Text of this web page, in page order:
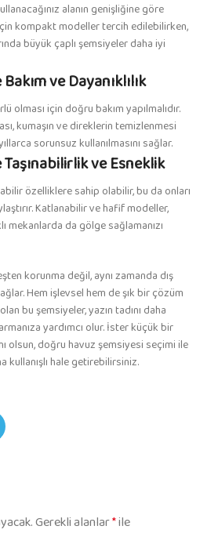
alanın genişliğine göre
kompakt modeller tercih edilebilirken,
büyük çaplı şemsiyeler daha iyi
ve Dayanıklılık
olması için doğru bakım yapılmalıdır.
kumaşın ve direklerin temizlenmesi
sorunsuz kullanılmasını sağlar.
ve Esneklik
özelliklere sahip olabilir, bu da onları
Katlanabilir ve hafif modeller,
mekanlarda da gölge sağlamanızı
korunma değil, aynı zamanda dış
Hem işlevsel hem de şık bir çözüm
bu şemsiyeler, yazın tadını daha
yardımcı olur. İster küçük bir
olsun, doğru havuz şemsiyesi seçimi ile
kullanışlı hale getirebilirsiniz.
Gerekli alanlar*ile